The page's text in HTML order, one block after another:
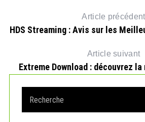
Article précédent
HDS Streaming : Avis sur les
Article suivant
Extreme Download : découvrez